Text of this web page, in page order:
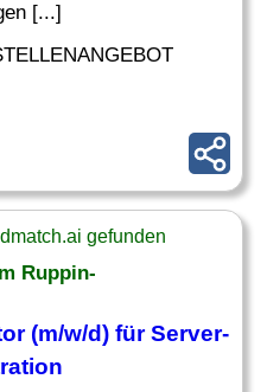
[...]
gefunden
Ruppin-
(m/w/d) fürServer-